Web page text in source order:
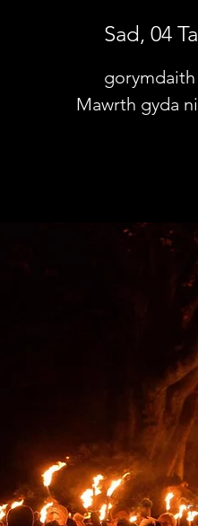
Sad, 04
gorymdaith
Mawrth gyda